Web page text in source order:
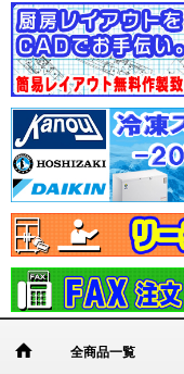
全商品一覧